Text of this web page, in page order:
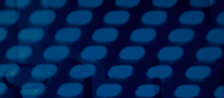
最小曲げ半径(mm)
固定曲げ くり返し曲げ
6